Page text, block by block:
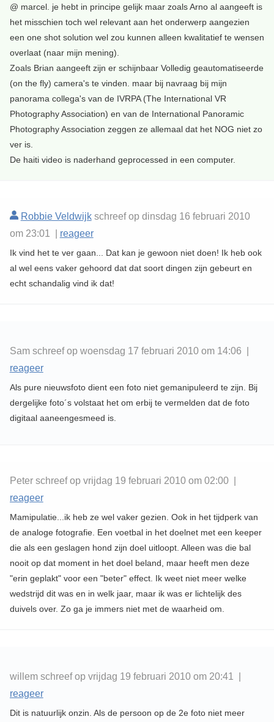
@ marcel. je hebt in principe gelijk maar zoals Arno al aangeeft is
het misschien toch wel relevant aan het onderwerp aangezien
een one shot solution wel zou kunnen alleen kwalitatief te wensen
overlaat (naar mijn mening).
Zoals Brian aangeeft zijn er schijnbaar Volledig geautomatiseerde
(on the fly) camera's te vinden. maar bij navraag bij mijn
panorama collega's van de IVRPA (The International VR
Photography Association) en van de International Panoramic
Photography Association zeggen ze allemaal dat het NOG niet zo
ver is.
De haiti video is naderhand geprocessed in een computer.
Robbie Veldwijkschreef op dinsdag 16 februari 2010
om 23:01 | reageer
Ik vind het te ver gaan... Dat kan je gewoon niet doen! Ik heb ook
al wel eens vaker gehoord dat dat soort dingen zijn gebeurt en
echt schandalig vind ik dat!
Sam schreef op woensdag 17 februari 2010 om 14:06 |
reageer
Als pure nieuwsfoto dient een foto niet gemanipuleerd te zijn. Bij
dergelijke foto´s volstaat het om erbij te vermelden dat de foto
digitaal aaneengesmeed is.
Peter schreef op vrijdag 19 februari 2010 om 02:00 |
reageer
Mamipulatie...ik heb ze wel vaker gezien. Ook in het tijdperk van
de analoge fotografie. Een voetbal in het doelnet met een keeper
die als een geslagen hond zijn doel uitloopt. Alleen was die bal
nooit op dat moment in het doel beland, maar heeft men deze
"erin geplakt" voor een "beter" effect. Ik weet niet meer welke
wedstrijd dit was en in welk jaar, maar ik was er lichtelijk des
duivels over. Zo ga je immers niet met de waarheid om.
willem schreef op vrijdag 19 februari 2010 om 20:41 |
reageer
Dit is natuurlijk onzin. Als de persoon op de 2e foto niet meer